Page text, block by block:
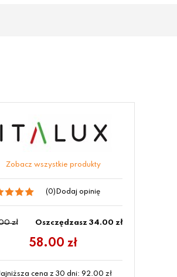
Zobacz wszystkie produkty
(0) Dodaj opinię
zł Oszczędzasz 34.00 zł
58.00 zł
cena z 30 dni: 92.00 zł